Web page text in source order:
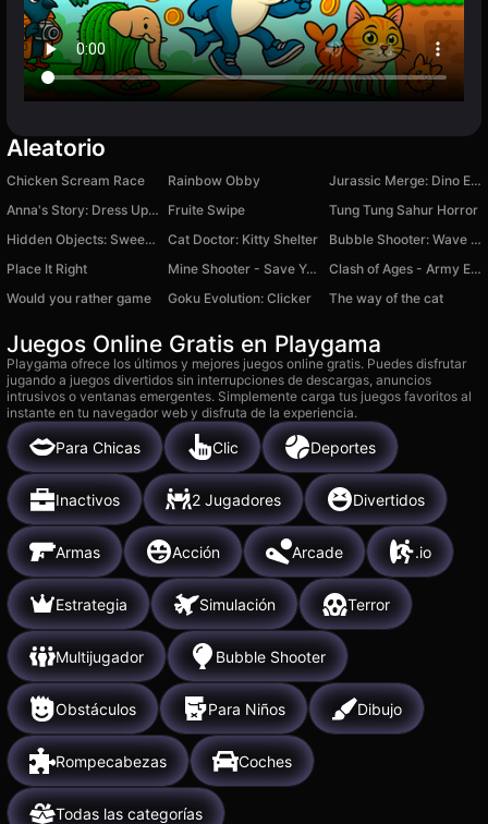
Aleatorio
Chicken Scream Race Rainbow Obby
Jurassic Merge: Dino Evolution
Anna's Story: Dress Up DIY
Fruite Swipe
Tung Tung Sahur Horror
Hidden Objects: Sweet Home
Cat Doctor: Kitty Shelter
Bubble Shooter: Wave of Luck
Place It Right
Mine Shooter - Save Your World
Clash of Ages - Army Evolution
Would you rather game
Goku Evolution: Clicker The way of the cat
Juegos Online Gratis en Playgama
Playgama ofrece los últimos y mejores juegos online gratis. Puedes disfrutar
jugando a juegos divertidos sin interrupciones de descargas, anuncios
intrusivos o ventanas emergentes. Simplemente carga tus juegos favoritos al
instante en tu navegador web y disfruta de la experiencia.
Para Chicas Clic Deportes
Inactivos 2 Jugadores Divertidos
Armas Acción Arcade .io
Estrategia Simulación Terror
Multijugador Bubble Shooter
Obstáculos Para Niños Dibujo
Rompecabezas Coches
Todas las categorías